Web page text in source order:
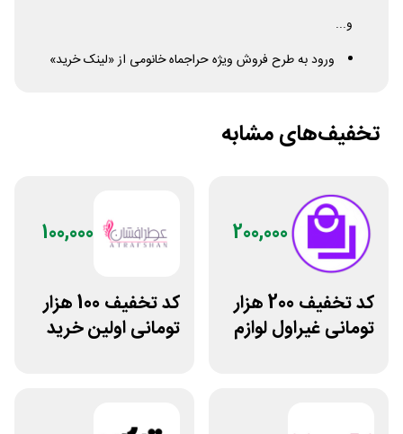
و...
ورود به طرح فروش ویژه حراجماه خانومی از «لینک خرید»
تخفیف‌های مشابه
200,000
کد تخفیف 200 هزار
تومانی غیراول لوازم
100,000
کد تخفیف 100 هزار
تومانی اولین خرید